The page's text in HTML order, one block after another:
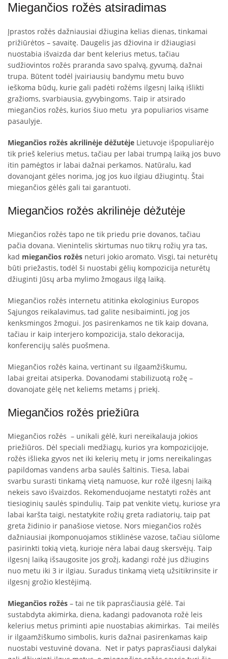
Miegančios rožės atsiradimas
Įprastos rožės dažniausiai džiugina kelias dienas, tinkamai
prižiūrėtos – savaitę. Daugelis jas džiovina ir džiaugiasi
nuostabia išvaizda dar bent kelerius metus, tačiau
sudžiovintos rožės praranda savo spalvą, gyvumą, dažnai
trupa. Būtent todėl įvairiausių bandymu metu buvo
ieškoma būdų, kurie gali padėti rožėms ilgesnį laiką išlikti
gražioms, svarbiausia, gyvybingoms. Taip ir atsirado
miegančios rožės, kurios šiuo metu yra populiarios visame
pasaulyje.
Miegančios rožės akrilinėje dėžutėje Lietuvoje išpopuliarėjo
tik prieš kelerius metus, tačiau per labai trumpą laiką jos buvo
itin pamėgtos ir labai dažnai perkamos. Natūralu, kad
dovanojant gėles norima, jog jos kuo ilgiau džiugintų. Štai
miegančios gėlės gali tai garantuoti.
Miegančios rožės akrilinėje dėžutėje
Miegančios rožės tapo ne tik priedu prie dovanos, tačiau
pačia dovana. Vienintelis skirtumas nuo tikrų rožių yra tas,
kad miegančios rožės neturi jokio aromato. Visgi, tai neturėtų
būti priežastis, todėl ši nuostabi gėlių kompozicija neturėtų
džiuginti Jūsų arba mylimo žmogaus ilgą laiką.
Miegančios rožės internetu atitinka ekologinius Europos
Sąjungos reikalavimus, tad galite nesibaiminti, jog jos
kenksmingos žmogui. Jos pasirenkamos ne tik kaip dovana,
tačiau ir kaip interjero kompozicija, stalo dekoracija,
konferencijų salės puošmena.
Miegančios rožės kaina, vertinant su ilgaamžiškumu,
labai greitai atsiperka. Dovanodami stabilizuotą rožę –
dovanojate gėlę net keliems metams į priekį.
Miegančios rožės priežiūra
Miegančios rožės – unikali gėlė, kuri nereikalauja jokios
priežiūros. Dėl speciali medžiagų, kurios yra kompozicijoje,
rožės išlieka gyvos net iki kelerių metų ir joms nereikalingas
papildomas vandens arba saulės šaltinis. Tiesa, labai
svarbu surasti tinkamą vietą namuose, kur rožė ilgesnį laiką
nekeis savo išvaizdos. Rekomenduojame nestatyti rožės ant
tiesioginių saulės spindulių. Taip pat venkite vietų, kuriose yra
labai karšta taigi, nestatykite rožių greta radiatorių, taip pat
greta židinio ir panašiose vietose. Nors miegančios rožės
dažniausiai įkomponuojamos stiklinėse vazose, tačiau siūlome
pasirinkti tokią vietą, kurioje nėra labai daug skersvėjų. Taip
ilgesnį laiką išsaugosite jos grožį, kadangi rožė jus džiugins
nuo metu iki 3 ir ilgiau. Suradus tinkamą vietą užsitikrinsite ir
ilgesnį grožio klestėjimą.
Miegančios rožės – tai ne tik paprasčiausia gėlė. Tai
sustabdyta akimirka, diena, kadangi padovanota rožė leis
kelerius metus priminti apie nuostabias akimirkas. Tai meilės
ir ilgaamžiškumo simbolis, kuris dažnai pasirenkamas kaip
nuostabi vestuvinė dovana. Net ir patys paprasčiausi dalykai